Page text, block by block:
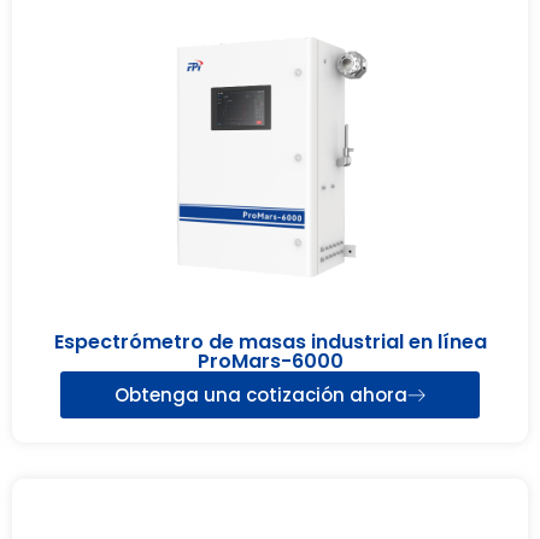
Espectrómetro de masas industrial en línea
ProMars-6000
Obtenga una cotización ahora